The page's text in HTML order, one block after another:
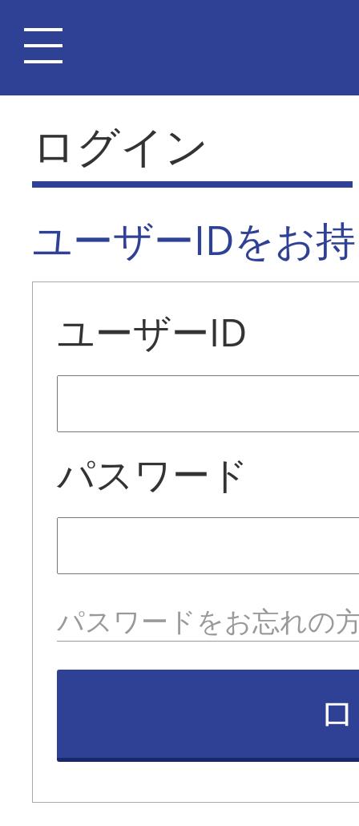
ログイン
ユーザーIDをお
ユーザーID
パスワード
パスワードをお忘れの